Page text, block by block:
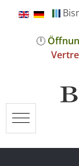
🕛
Mobile Menu